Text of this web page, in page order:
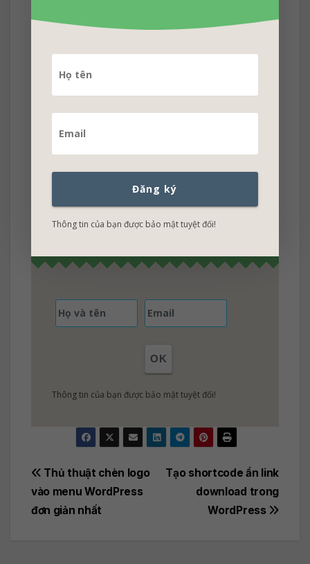
mãi
Domain - WordPress Themes - WordPress
Plugins hấp dẫn nhất!
OK
Thông tin của bạn được bảo mật tuyệt đối!
Post
navigation
Tạo shortcode ẩn link
download trong
WordPress
Thủ thuật chèn logo
vào menu WordPress
đơn giản nhất
Đăng ký
Thông tin của bạn được bảo mật tuyệt đối!